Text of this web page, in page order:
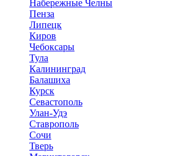
Набережные Челны
Пенза
Липецк
Киров
Чебоксары
Тула
Калининград
Балашиха
Курск
Севастополь
Улан-Удэ
Ставрополь
Сочи
Тверь